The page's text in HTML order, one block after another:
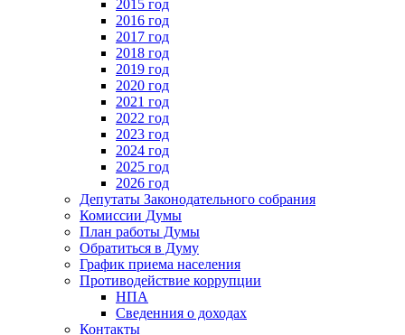
2015 год
2016 год
2017 год
2018 год
2019 год
2020 год
2021 год
2022 год
2023 год
2024 год
2025 год
2026 год
Депутаты Законодательного собрания
Комиссии Думы
План работы Думы
Обратиться в Думу
График приема населения
Противодействие коррупции
НПА
Сведенния о доходах
Контакты